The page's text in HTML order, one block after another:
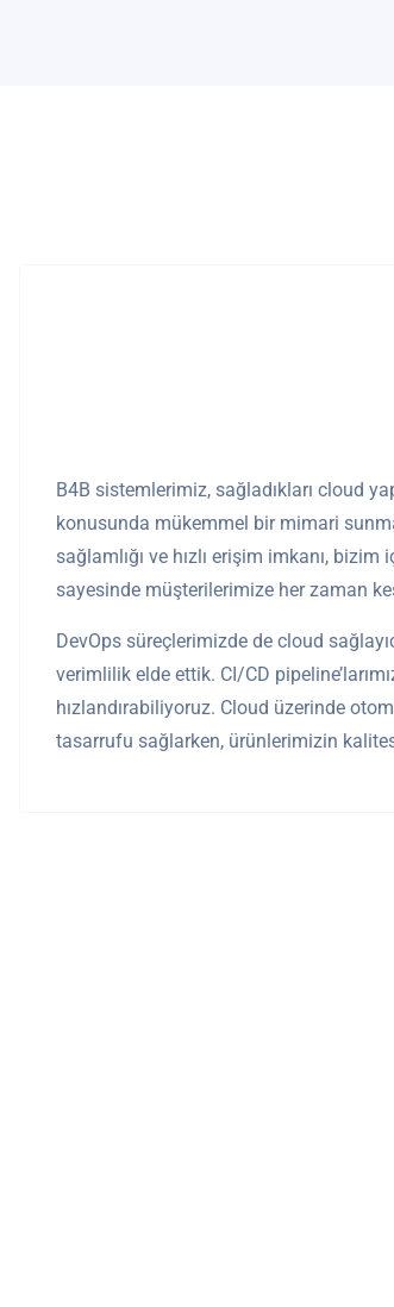
B4B sistemlerimiz, sağladıkları cloud
konusunda mükemmel bir mimari
sağlamlığı ve hızlı erişim imkanı,
sayesinde müşterilerimize her zaman
DevOps süreçlerimizde de cloud
verimlilik elde ettik. CI/CD
hızlandırabiliyoruz. Cloud üzerinde
tasarrufu sağlarken, ürünlerimizin